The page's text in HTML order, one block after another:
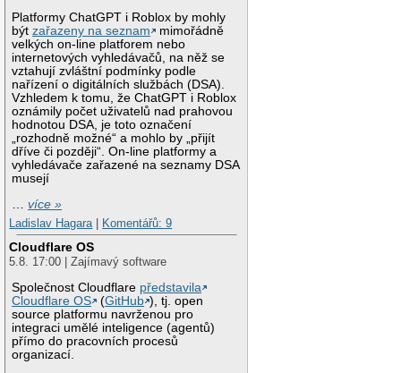
Platformy ChatGPT i Roblox by mohly
býtzařazeny na seznam
mimořádně
velkých on-line platforem nebo
internetových vyhledávačů, na něž se
vztahují zvláštní podmínky podle
nařízení o digitálních službách (DSA).
Vzhledem k tomu, že ChatGPT i Roblox
oznámily počet uživatelů nad prahovou
hodnotou DSA, je toto označení
„rozhodně možné“ a mohlo by „přijít
dříve či později“. On-line platformy a
vyhledávače zařazené na seznamy DSA
musejí
…více »
Ladislav Hagara| Komentářů: 9
Cloudflare OS
5.8. 17:00 | Zajímavý software
Společnost Cloudflare představila
Cloudflare OS
(GitHub ), tj. open
source platformu navrženou pro
integraci umělé inteligence (agentů)
přímo do pracovních procesů
organizací.